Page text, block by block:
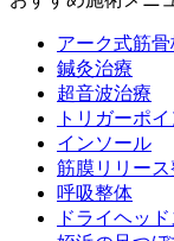
アーク式筋
鍼灸治療
超音波治療
トリガーポ
インソール
筋膜リリー
呼吸整体
ドライヘッ